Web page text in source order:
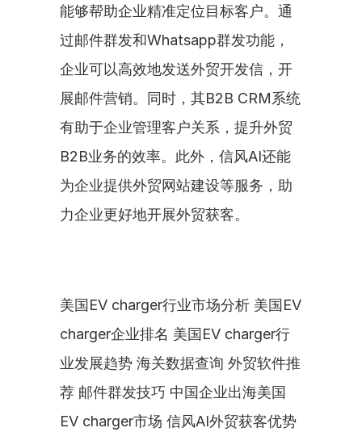
能够帮助企业精准定位目标客户。通
过邮件群发和Whatsapp群发功能，
企业可以高效地发送外贸开发信，开
展邮件营销。同时，其B2B CRM系统
有助于企业管理客户关系，提升外贸
B2B业务的效率。此外，信风AI还能
为企业提供外贸网站建设等服务，助
力企业更好地开展外贸获客。
美国EV charger行业市场分析 美国EV
charger企业排名 美国EV charger行
业发展趋势 海关数据查询 外贸软件推
荐 邮件群发技巧 中国企业出海美国
EV charger市场 信风AI外贸获客优势